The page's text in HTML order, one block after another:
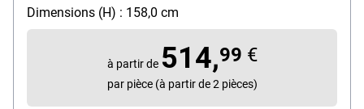
Dimensions (H) : 158,0 cm
à partir de 514,99 €
par pièce (à partir de 2 pièces)